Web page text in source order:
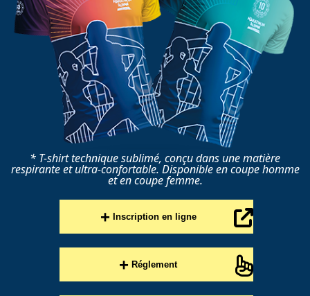
* T-shirt technique sublimé, conçu dans une matière
respirante et ultra-confortable. Disponible en coupe homme
et en coupe femme.
+ Inscription en ligne
+ Réglement